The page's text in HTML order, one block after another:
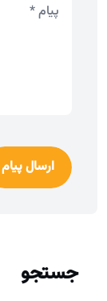
ارسال پیام
جستجو